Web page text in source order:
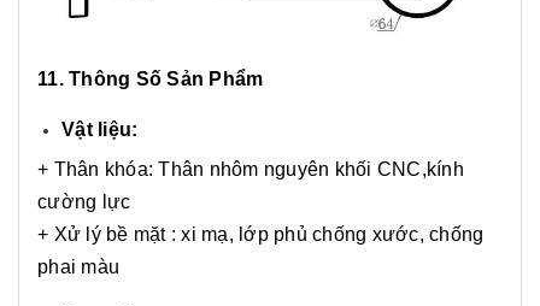
11. Thông Số Sản Phẩm
Vật liệu:
+ Thân khóa: Thân nhôm nguyên khối CNC,kính
cường lực
+ Xử lý bề mặt : xi mạ, lớp phủ chống xước, chống
phai màu